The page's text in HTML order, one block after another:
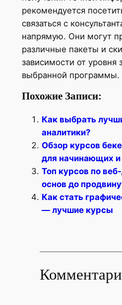
рекомендуется
связаться с
напрямую. Они могут
различные пакеты и
зависимости от уровня
выбранной программы.
Похожие Записи:
Как выбрать
аналитики?
Обзор курсов
для начинающих
Топ курсов по
основ до
Как стать
— лучшие курсы